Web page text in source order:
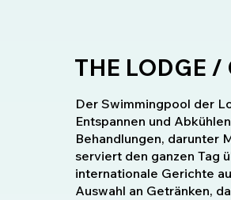
THE LODGE /
Der Swimmingpool der
Entspannen und
Behandlungen, darunter
serviert den ganzen Tag
internationale Gerichte
Auswahl an Getränken,